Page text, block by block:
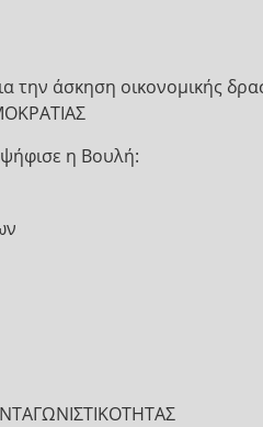
την άσκηση οικονομικής
η Βουλή: